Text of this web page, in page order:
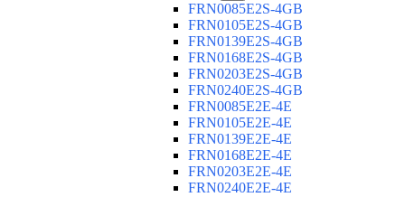
FRN0085E2S-4GB
FRN0105E2S-4GB
FRN0139E2S-4GB
FRN0168E2S-4GB
FRN0203E2S-4GB
FRN0240E2S-4GB
FRN0085E2E-4E
FRN0105E2E-4E
FRN0139E2E-4E
FRN0168E2E-4E
FRN0203E2E-4E
FRN0240E2E-4E